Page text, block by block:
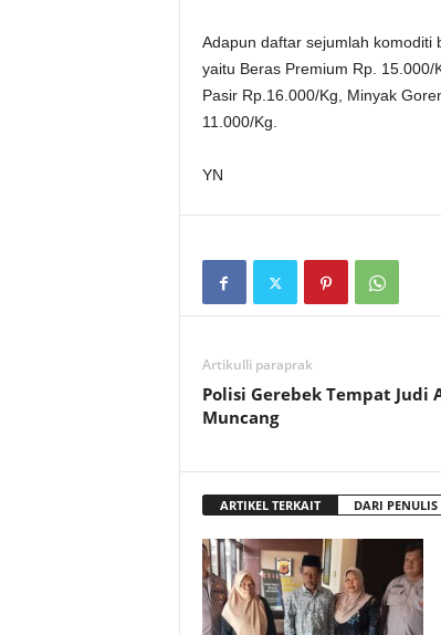
Adapun daftar sejumlah komoditi
yaitu Beras Premium Rp.
Pasir Rp.16.000/Kg, Minyak
11.000/Kg.
YN
Artikulli paraprak
Polisi Gerebek Tempat Judi
Muncang
ARTIKEL TERKAIT DARI PENULIS